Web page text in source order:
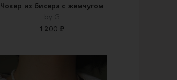
Чокер из бисера с жемчугом
by G
1200 ₽